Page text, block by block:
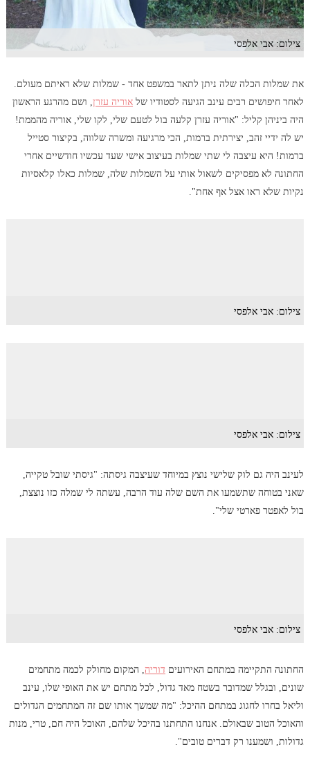
צילום: אבי אלפסי
את שמלות הכלה שלה ניתן לתאר במשפט אחד - שמלות שלא ראיתם מעולם.
לאחר חיפושים רבים עינב הגיעה לסטודיו של אוריה עזרן, ושם מהרגע הראשון
היה ביניהן קליל: "אוריה עזרן קלעה בול לטעם שלי, לקו שלי, אוריה מהממת!
יש לה ידיי זהב, יצירתית ברמות, הכי מרגיעה ומשרה שלווה, בקיצור סטייל
ברמות! היא עיצבה לי שתי שמלות בעיצוב אישי שעד עכשיו חודשיים אחרי
החתונה לא מפסיקים לשאול אותי על השמלות שלה, שמלות כאלו קלאסיות
נקיות שלא ראו אצל אף אחת".
צילום: אבי אלפסי
צילום: אבי אלפסי
לעינב היה גם לוק שלישי נוצץ במיוחד שעיצבה גיסתה: "גיסתי שובל טקייה,
שאני בטוחה שתשמעו את השם שלה עוד הרבה, עשתה לי שמלה כזו נוצצת,
בול לאפטר פארטי שלי".
צילום: אבי אלפסי
החתונה התקיימה במתחם האירועים דוריה, המקום מחולק לכמה מתחמים
שונים, ובגלל שמדובר בשטח מאד גדול, לכל מתחם יש את האופי שלו, עינב
וליאל בחרו לחגוג במתחם ההיכל: "מה שמשך אותו שם זה המתחמים הגדולים
והאוכל הטוב שבאולם. אנחנו התחתנו בהיכל שלהם, האוכל היה חם, טרי, מנות
גדולות, ושמענו רק דברים טובים".